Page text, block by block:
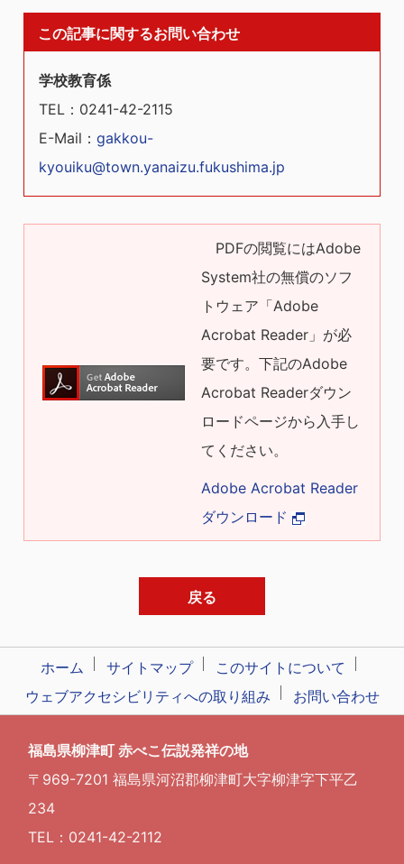
この記事に関するお問い合わせ
学校教育係
TEL ：0241-42-2115
E-Mail ： gakkou-
kyouiku@town.yanaizu.fukushima.jp
PDFの閲覧にはAdobe
System社の無償のソフ
トウェア「Adobe
Acrobat Reader」が必
要です。下記のAdobe
Acrobat Readerダウン
ロードページから入手し
てください。
Adobe Acrobat Reader
ダウンロード
戻る
ホーム サイトマップ
このサイトについて
ウェブアクセシビリティへの取り組み
お問い合わせ
福島県柳津町 赤べこ伝説発祥の地
〒969-7201 福島県河沼郡柳津町大字柳津字下平乙
234
TEL：0241-42-2112